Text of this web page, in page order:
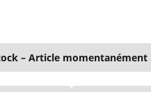
– Article